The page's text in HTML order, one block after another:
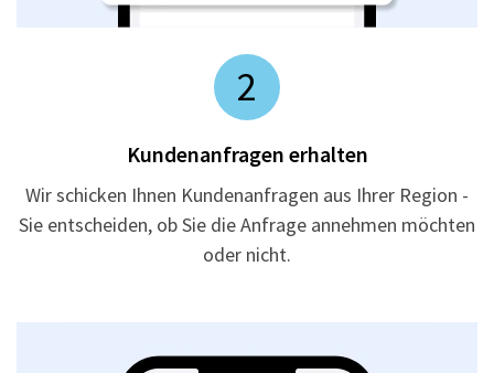
2
Kundenanfragen erhalten
Wir schicken Ihnen Kundenanfragen aus Ihrer Region -
Sie entscheiden, ob Sie die Anfrage annehmen möchten
oder nicht.